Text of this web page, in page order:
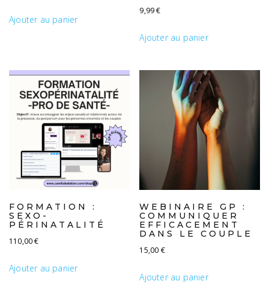
Ajouter au panier
9,99€
Ajouter au panier
FORMATION :
SEXO-
PÉRINATALITÉ
110,00€
Ajouter au panier
WEBINAIRE GP :
COMMUNIQUER
EFFICACEMENT
DANS LE COUPLE
15,00 €
Ajouter au panier